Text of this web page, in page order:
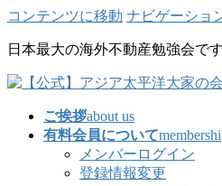
コンテンツに移動 ナビゲーショ
日本最大の海外不動産勉強会です
ご挨拶about us
有料会員について
メンバーログイン
登録情報変更